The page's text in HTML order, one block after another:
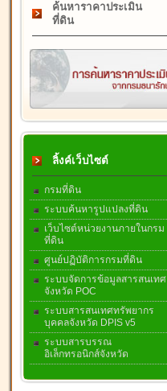
ค้นหาราคาประเมิน
ที่ดิน
ลิ้งค์เว็บไซต์
กรมที่ดิน
ระบบค้นหารูปแปลงที่ดิน
เว็บไซต์หน่วยงานภายในกรม
ที่ดิน
ศูนย์ปฏิบัติการกรมที่ดิน
ระบบจัดการข้อมูลสารสนเทศ
จังหวัด POC
ระบบสารสนเทศทรัพยากร
บุคคลจังหวัด DPIS v5
ระบบสารบรรณ
อิเล็กทรอนิกส์จังหวัด